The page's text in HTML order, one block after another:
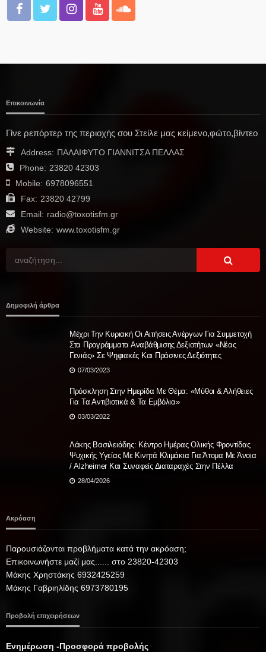
Επικοινωνία
Γίνε ρεπόρτερ της περιοχής σου Στείλε μας κείμενο,φώτο,βίντεο
Address: ΠΑΛΑΙΦΥΤΟ ΓΙΑΝΝΙΤΣΑ ΠΕΛΛΑΣ
Phone: 23820 42303
Mobile: 6978096551
Fax: 23820 42799
Email: radio@toxotisfm.gr
Website: www.toxotisfm.gr
Δημοφιλή άρθρα
Μέχρι Την Κυριακή Οι Αιτήσεις Ανέργων Για Συμμετοχή
Στα Προγράμματα Αναβάθμισης Δεξιοτήτων «νέας
Γενιάς» Σε Ψηφιακές Και Πράσινες Δεξιότητες
07/03/2023
Πρόσκληση Στην Ημερίδα Με Θέμα: «Μύθοι & Αλήθειες
Για Τα Αντιβιοτικά & Τα Εμβόλια»
03/03/2022
Λάκης Βασιλειάδης: Κέντρο Ημέρας Ολικής Φροντίδας
Ψυχικής Υγείας Με Κινητά Κλιμάκια Για Άτομα Με Άνοια
/ Alzheimer Και Συναφείς Διαταραχές Στην Πέλλα
28/04/2026
Ακρόαση
Παρουσιάζονται προβλήματα κατά την ακρόαση;
Επικοινωνήστε μαζί μας...... στο 23820-42303
Μάκης Χρηστάκης 6932425259
Μάκης Γαβριηλίδης 6973780195
Προβολή επιχειρήσεων
Ενημέρωση -Προσφορά προβολής